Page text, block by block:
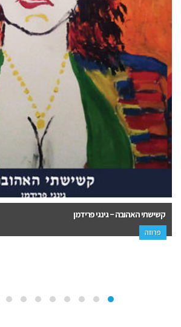
תה מנחה בשדה הקרב ועוד סיפורים – דני נוימן
פרוזה